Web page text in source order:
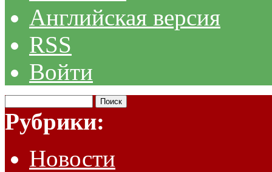
Английская версия
RSS
Войти
Рубрики:
Новости